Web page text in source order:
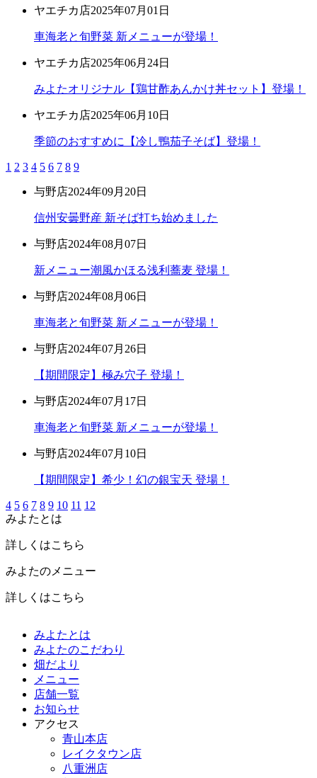
ヤエチカ店2025年07月01日
車海老と旬野菜 新メニューが登場！
ヤエチカ店2025年06月24日
みよたオリジナル【鶏甘酢あんかけ丼セット】登場！
ヤエチカ店2025年06月10日
季節のおすすめに【冷し鴨茄子そば】登場！
1 2 3 4 5 6 7 8 9
与野店2024年09月20日
信州安曇野産 新そば打ち始めました
与野店2024年08月07日
新メニュー潮風かほる浅利蕎麦 登場！
与野店2024年08月06日
車海老と旬野菜 新メニューが登場！
与野店2024年07月26日
【期間限定】極み穴子 登場！
与野店2024年07月17日
車海老と旬野菜 新メニューが登場！
与野店2024年07月10日
【期間限定】希少！幻の銀宝天 登場！
4 5 6 7 8 9 10 11 12
みよたとは
詳しくはこちら
みよたのメニュー
詳しくはこちら
みよたとは
みよたのこだわり
畑だより
メニュー
店舗一覧
お知らせ
アクセス
青山本店
レイクタウン店
八重洲店